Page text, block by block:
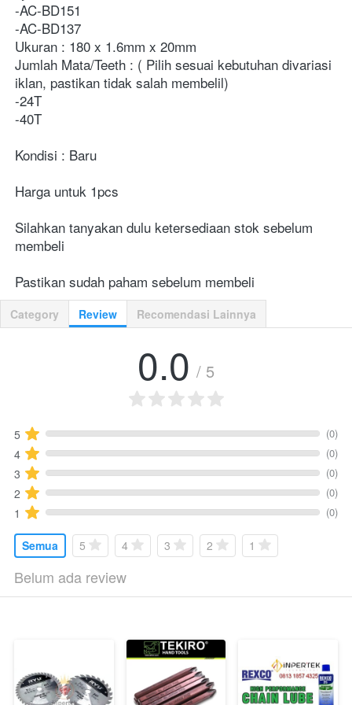
-AC-BD151
-AC-BD137
Ukuran : 180 x 1.6mm x 20mm
Jumlah Mata/Teeth : ( Pilih sesuai kebutuhan divariasi
iklan, pastikan tidak salah membelil)
-24T
-40T
Kondisi : Baru
Harga untuk 1pcs
Silahkan tanyakan dulu ketersediaan stok sebelum
membeli
Pastikan sudah paham sebelum membeli
Category Review Recomendasi Lainnya
0.0 / 5
5 (0)
4 (0)
3 (0)
2 (0)
1 (0)
Semua 5 4 3 2 1
Belum ada review